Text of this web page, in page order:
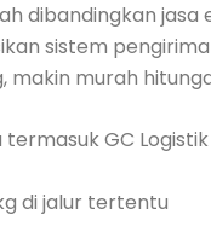
dibandingkan jasa
sistem
murah
GC
di jalur tertentu